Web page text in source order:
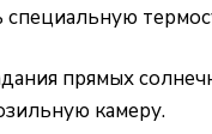
прямых
камеру.